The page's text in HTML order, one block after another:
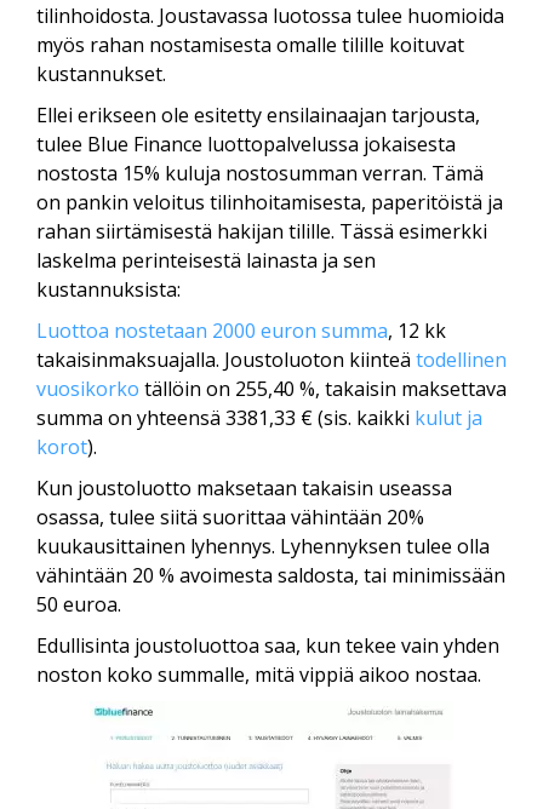
tilinhoidosta. Joustavassa luotossa tulee huomioida
myös rahan nostamisesta omalle tilille koituvat
kustannukset.
Ellei erikseen ole esitetty ensilainaajan tarjousta,
tulee Blue Finance luottopalvelussa jokaisesta
nostosta 15% kuluja nostosumman verran. Tämä
on pankin veloitus tilinhoitamisesta, paperitöistä ja
rahan siirtämisestä hakijan tilille. Tässä esimerkki
laskelma perinteisestä lainasta ja sen
kustannuksista:
Luottoa nostetaan 2000 euron summa, 12 kk
takaisinmaksuajalla. Joustoluoton kiinteä todellinen
vuosikorko tällöin on 255,40 %, takaisin maksettava
summa on yhteensä 3381,33 € (sis. kaikki kulut ja
korot).
Kun joustoluotto maksetaan takaisin useassa
osassa, tulee siitä suorittaa vähintään 20%
kuukausittainen lyhennys. Lyhennyksen tulee olla
vähintään 20 % avoimesta saldosta, tai minimissään
50 euroa.
Edullisinta joustoluottoa saa, kun tekee vain yhden
noston koko summalle, mitä vippiä aikoo nostaa.